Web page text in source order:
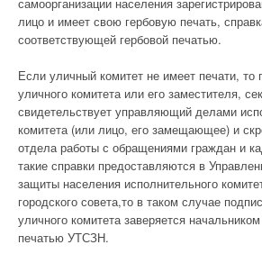
лицо и имеет свою гербовую печать,
соответствующей гербовой печатью.
Если уличный комитет не имеет печати, то
уличного комитета или его заместителя,
свидетельствует управляющий делами
комитета (или лицо, его замещающее) и
отдела работы с обращениями граждан и
такие справки предоставляются в
защиты населения исполнительного
городского совета,то в таком случае
уличного комитета заверяется
печатью УТСЗН.